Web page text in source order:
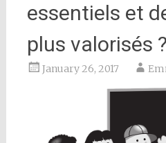
essentiels et
plus valorisés ?
January 26, 2017